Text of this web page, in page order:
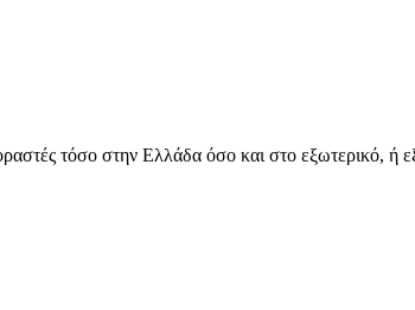
τόσο στην Ελλάδα όσο και στο εξωτερικό, ή